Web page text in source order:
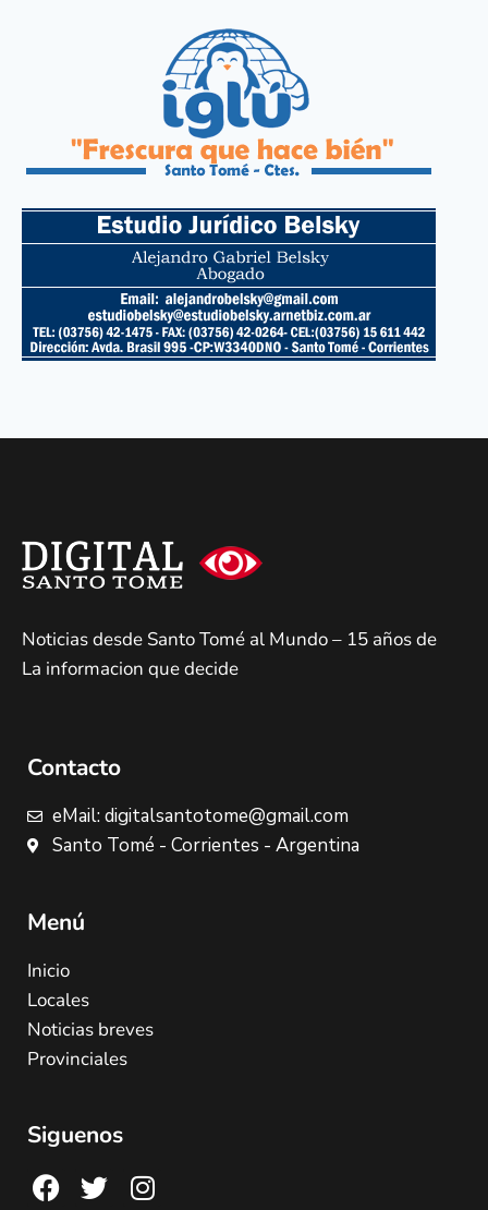
Noticias desde Santo Tomé al Mundo – 15 años de
La informacion que decide
Contacto
eMail: digitalsantotome@gmail.com
Santo Tomé - Corrientes - Argentina
Menú
Inicio
Locales
Noticias breves
Provinciales
Siguenos